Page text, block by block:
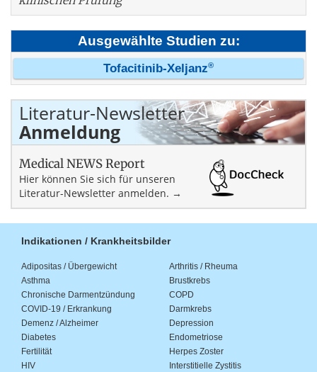
Ausgewählte Studien zu:
Tofacitinib-Xeljanz®
Literatur-Newsletter
Anmeldung
Medical NEWS Report
Hier können Sie sich für unseren
Literatur-Newsletter anmelden. →
Indikationen / Krankheitsbilder
Adipositas / Übergewicht
Arthritis / Rheuma
Asthma
Brustkrebs
Chronische Darmentzündung
COPD
COVID-19 / Erkrankung
Darmkrebs
Demenz / Alzheimer
Depression
Diabetes
Endometriose
Fertilität
Herpes Zoster
HIV
Interstitielle Zystitis